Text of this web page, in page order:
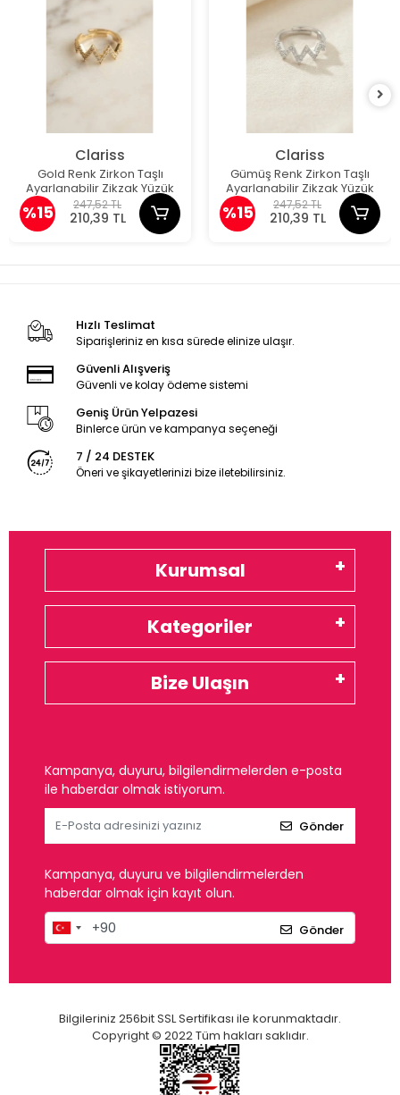
Clariss
Gold Renk Zirkon Taşlı
Ayarlanabilir Zikzak Yüzük
%15 247,52 TL
210,39 TL
Clariss
Gümüş Renk Zirkon Taşlı
Ayarlanabilir Zikzak Yüzük
%15 247,52 TL
210,39 TL
Hızlı Teslimat
Siparişleriniz en kısa sürede elinize ulaşır.
Güvenli Alışveriş
Güvenli ve kolay ödeme sistemi
Geniş Ürün Yelpazesi
Binlerce ürün ve kampanya seçeneği
7 / 24 DESTEK
Öneri ve şikayetlerinizi bize iletebilirsiniz.
Kurumsal
Kategoriler
Bize Ulaşın
Kampanya, duyuru, bilgilendirmelerden e-posta
ile haberdar olmak istiyorum.
Gönder
Kampanya, duyuru ve bilgilendirmelerden
haberdar olmak için kayıt olun.
Gönder
Bilgileriniz 256bit SSL Sertifikası ile korunmaktadır.
Copyright © 2022 Tüm hakları saklıdır.